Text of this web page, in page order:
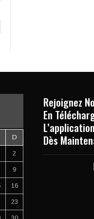
D
2
9
16
23
Rejoignez
En
Dès